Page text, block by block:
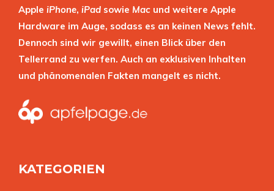
Apple iPhone, iPad sowie Mac und weitere Apple
Hardware im Auge, sodass es an keinen News fehlt.
Dennoch sind wir gewillt, einen Blick über den
Tellerrand zu werfen. Auch an exklusiven Inhalten
und phänomenalen Fakten mangelt es nicht.
KATEGORIEN